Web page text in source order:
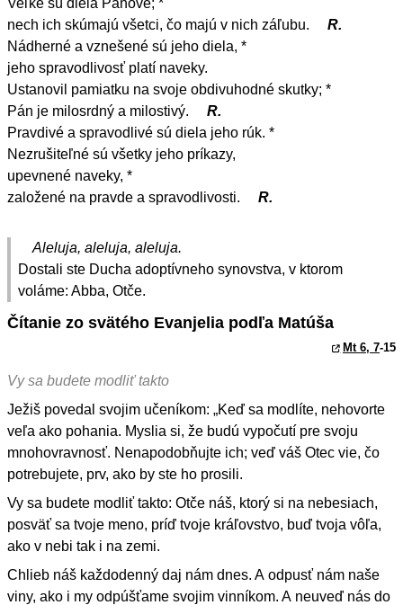
nech ich skúmajú všetci, čo majú v nich záľubu.
R.
Nádherné a vznešené sú jeho diela, *
jeho spravodlivosť platí naveky.
Ustanovil pamiatku na svoje obdivuhodné skutky; *
Pán je milosrdný a milostivý.
R.
Pravdivé a spravodlivé sú diela jeho rúk. *
Nezrušiteľné sú všetky jeho príkazy,
upevnené naveky, *
založené na pravde a spravodlivosti.
R.
Aleluja, aleluja, aleluja.
Dostali ste Ducha adoptívneho synovstva, v ktorom
voláme: Abba, Otče.
Čítanie zo svätého Evanjelia podľa Matúša
Mt 6, 7-15
Vy sa budete modliť takto
Ježiš povedal svojim učeníkom: „Keď sa modlíte, nehovorte
veľa ako pohania. Myslia si, že budú vypočutí pre svoju
mnohovravnosť. Nenapodobňujte ich; veď váš Otec vie, čo
potrebujete, prv, ako by ste ho prosili.
Vy sa budete modliť takto: Otče náš, ktorý si na nebesiach,
posväť sa tvoje meno, príď tvoje kráľovstvo, buď tvoja vôľa,
ako v nebi tak i na zemi.
Chlieb náš každodenný daj nám dnes. A odpusť nám naše
viny, ako i my odpúšťame svojim vinníkom. A neuveď nás do